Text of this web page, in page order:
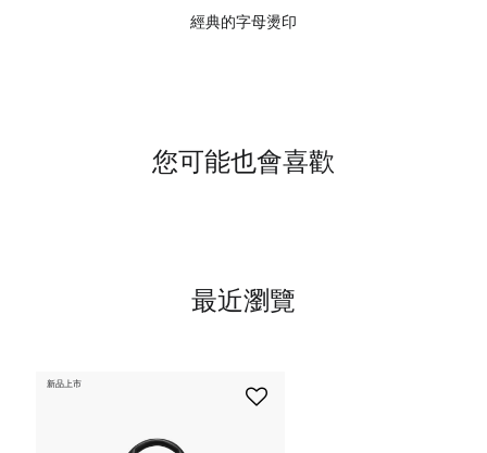
經典的字母燙印
您可能也會喜歡
最近瀏覽
新品上市